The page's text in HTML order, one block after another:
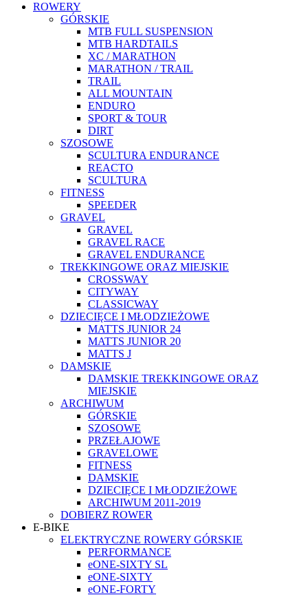
ROWERY
GÓRSKIE
MTB FULL SUSPENSION
MTB HARDTAILS
XC / MARATHON
MARATHON / TRAIL
TRAIL
ALL MOUNTAIN
ENDURO
SPORT & TOUR
DIRT
SZOSOWE
SCULTURA ENDURANCE
REACTO
SCULTURA
FITNESS
SPEEDER
GRAVEL
GRAVEL
GRAVEL RACE
GRAVEL ENDURANCE
TREKKINGOWE ORAZ MIEJSKIE
CROSSWAY
CITYWAY
CLASSICWAY
DZIECIĘCE I MŁODZIEŻOWE
MATTS JUNIOR 24
MATTS JUNIOR 20
MATTS J
DAMSKIE
DAMSKIE TREKKINGOWE ORAZ
MIEJSKIE
ARCHIWUM
GÓRSKIE
SZOSOWE
PRZEŁAJOWE
GRAVELOWE
FITNESS
DAMSKIE
DZIECIĘCE I MŁODZIEŻOWE
ARCHIWUM 2011-2019
DOBIERZ ROWER
E-BIKE
ELEKTRYCZNE ROWERY GÓRSKIE
PERFORMANCE
eONE-SIXTY SL
eONE-SIXTY
eONE-FORTY